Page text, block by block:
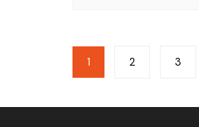
Pagination
des
publications
1 2 3